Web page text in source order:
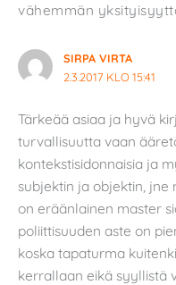
vähemmän
SIRPA VIRTA
2.3.2017 KLO 15:41
Tärkeää asiaa ja hyvä
turvallisuutta vaan
kontekstisidonnaisia ja
subjektin ja objektin, jne
on eräänlainen master
poliittisuuden aste on
koska tapaturma
kerrallaan eikä syyllistä